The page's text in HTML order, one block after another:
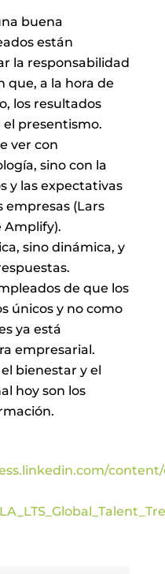
buena
están
la responsabilidad
que, a la hora de
los resultados
presentismo.
ver con
sino con la
y las expectativas
empresas (Lars
Amplify).
sino dinámica, y
de que los
únicos y no como
ya está
empresarial.
bienestar y el
hoy son los